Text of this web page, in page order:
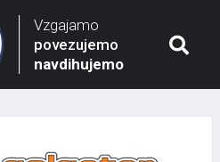
Vzgajamo
povezujemo
navdihujemo